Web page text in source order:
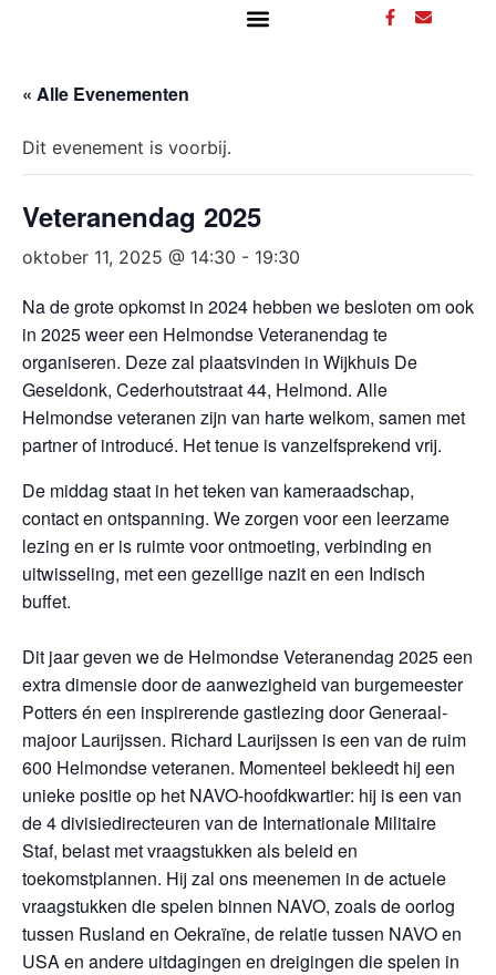
« Alle Evenementen
Dit evenement is voorbij.
Veteranendag 2025
oktober 11, 2025 @ 14:30 - 19:30
Na de grote opkomst in 2024 hebben we besloten om ook
in 2025 weer een Helmondse Veteranendag te
organiseren. Deze zal plaatsvinden in Wijkhuis De
Geseldonk, Cederhoutstraat 44, Helmond. Alle
Helmondse veteranen zijn van harte welkom, samen met
partner of introducé. Het tenue is vanzelfsprekend vrij.
De middag staat in het teken van kameraadschap,
contact en ontspanning. We zorgen voor een leerzame
lezing en er is ruimte voor ontmoeting, verbinding en
uitwisseling, met een gezellige nazit en een Indisch
buffet.
Dit jaar geven we de Helmondse Veteranendag 2025 een
extra dimensie door de aanwezigheid van burgemeester
Potters én een inspirerende gastlezing door Generaal-
majoor Laurijssen. Richard Laurijssen is een van de ruim
600 Helmondse veteranen. Momenteel bekleedt hij een
unieke positie op het NAVO-hoofdkwartier: hij is een van
de 4 divisiedirecteuren van de Internationale Militaire
Staf, belast met vraagstukken als beleid en
toekomstplannen. Hij zal ons meenemen in de actuele
vraagstukken die spelen binnen NAVO, zoals de oorlog
tussen Rusland en Oekraïne, de relatie tussen NAVO en
USA en andere uitdagingen en dreigingen die spelen in